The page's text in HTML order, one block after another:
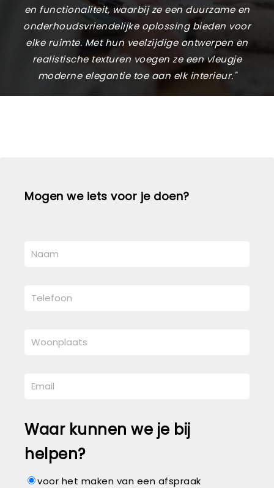
en functionaliteit, waarbij ze een duurzame en
onderhoudsvriendelijke oplossing bieden voor
elke ruimte. Met hun veelzijdige ontwerpen en
realistische texturen voegen ze een vleugje
moderne elegantie toe aan elk interieur."
Mogen we iets voor je doen?
Waar kunnen we je bij
helpen?
voor het maken van een afspraak